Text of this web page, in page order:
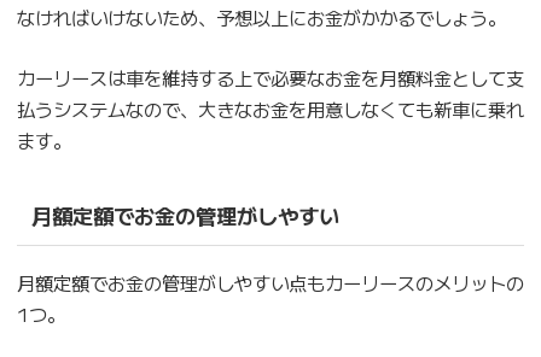
なければいけないため、予想以上にお金がかかるでしょう。
カーリースは車を維持する上で必要なお金を月額料金として支
払うシステムなので、大きなお金を用意しなくても新車に乗れ
ます。
月額定額でお金の管理がしやすい
月額定額でお金の管理がしやすい点もカーリースのメリットの
1つ。